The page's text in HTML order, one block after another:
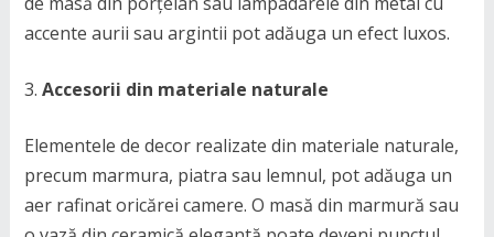
accente aurii sau argintii pot adăuga un efect luxos.
Accesorii din materiale naturale
Elementele de decor realizate din materiale naturale,
precum marmura, piatra sau lemnul, pot adăuga un
aer rafinat oricărei camere. O masă din marmură sau